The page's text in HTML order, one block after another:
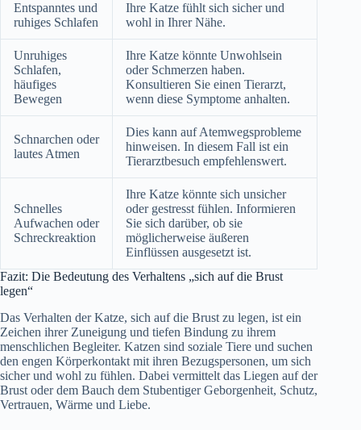
Entspanntes und
ruhiges Schlafen
Ihre Katze fühlt sich sicher und
wohl in Ihrer Nähe.
Unruhiges
Schlafen,
häufiges
Bewegen
Ihre Katze könnte Unwohlsein
oder Schmerzen haben.
Konsultieren Sie einen Tierarzt,
wenn diese Symptome anhalten.
Schnarchen oder
lautes Atmen
Dies kann auf Atemwegsprobleme
hinweisen. In diesem Fall ist ein
Tierarztbesuch empfehlenswert.
Schnelles
Aufwachen oder
Schreckreaktion
Ihre Katze könnte sich unsicher
oder gestresst fühlen. Informieren
Sie sich darüber, ob sie
möglicherweise äußeren
Einflüssen ausgesetzt ist.
Fazit: Die Bedeutung des Verhaltens „sich auf die Brust
legen“
Das Verhalten der Katze, sich auf die Brust zu legen, ist ein
Zeichen ihrer Zuneigung und tiefen Bindung zu ihrem
menschlichen Begleiter. Katzen sind soziale Tiere und suchen
den engen Körperkontakt mit ihren Bezugspersonen, um sich
sicher und wohl zu fühlen. Dabei vermittelt das Liegen auf der
Brust oder dem Bauch dem Stubentiger Geborgenheit, Schutz,
Vertrauen, Wärme und Liebe.